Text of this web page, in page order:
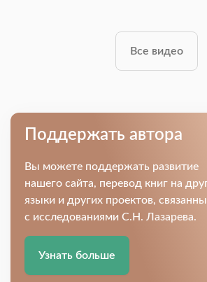
Все видео
Поддержать автора
Вы можете поддержать развитие
нашего сайта, перевод книг на
языки и других проектов,
с исследованиями С.Н. Лазарева.
Узнать больше